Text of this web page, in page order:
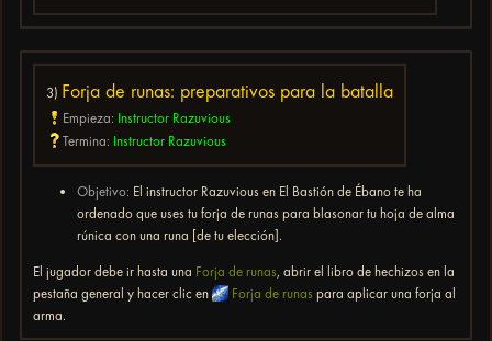
3) Forja de runas: preparativos para la batalla
Empieza: Instructor Razuvious
Termina: Instructor Razuvious
Objetivo: El instructor Razuvious en El Bastión de Ébano te ha
ordenado que uses tu forja de runas para blasonar tu hoja de alma
rúnica con una runa [de tu elección].
El jugador debe ir hasta una Forja de runas, abrir el libro de hechizos en la
pestaña general y hacer clic en
Forja de runas para aplicar una forja al
arma.